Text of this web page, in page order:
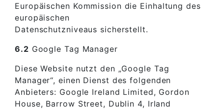
Europäischen Kommission die Einhaltung des
europäischen
Datenschutzniveaus sicherstellt.
6.2 Google Tag Manager
Diese Website nutzt den „Google Tag
Manager“, einen Dienst des folgenden
Anbieters: Google Ireland Limited, Gordon
House, Barrow Street, Dublin 4, Irland